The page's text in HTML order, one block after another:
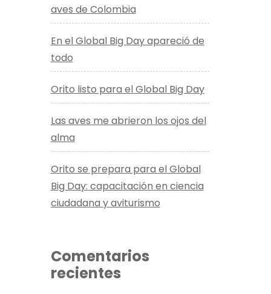
aves de Colombia
En el Global Big Day apareció de
todo
Orito listo para el Global Big Day
Las aves me abrieron los ojos del
alma
Orito se prepara para el Global
Big Day: capacitación en ciencia
ciudadana y aviturismo
Comentarios
recientes